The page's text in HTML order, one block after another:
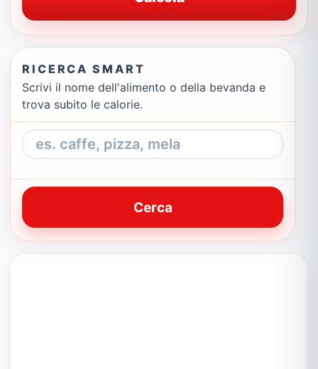
RICERCA SMART
Scrivi il nome dell'alimento o della bevanda e
trova subito le calorie.
Cerca